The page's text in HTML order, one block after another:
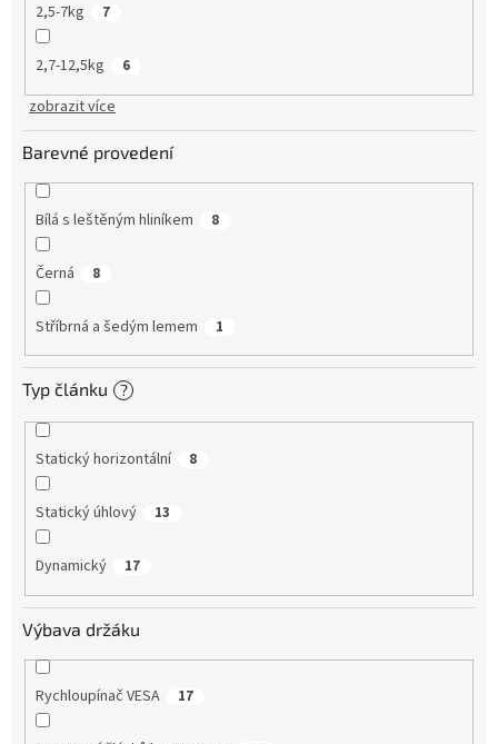
2,5-7kg 7
2,7-12,5kg 6
zobrazit více
Barevné provedení
Bílá s leštěným hliníkem 8
Černá 8
Stříbrná a šedým lemem 1
Typ článku ?
Statický horizontální 8
Statický úhlový 13
Dynamický 17
Výbava držáku
Rychloupínač VESA 17